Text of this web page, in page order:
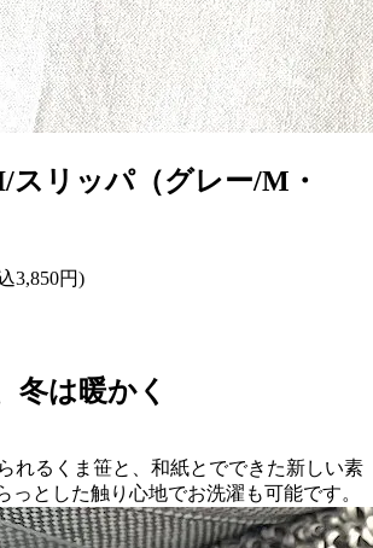
スリッパ（グレー/M・
3,850円)
冬は暖かく
れるくま笹と、和紙とでできた新しい素
っとした触り心地でお洗濯も可能です。